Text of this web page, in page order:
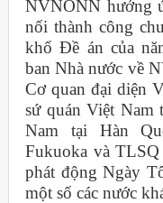
NVNONN hưởng
nối thành công
khổ Đề án của
ban Nhà nước về
Cơ quan đại diện
sứ quán Việt Nam
Nam tại Hàn
Fukuoka và
phát động Ngày
một số các nước